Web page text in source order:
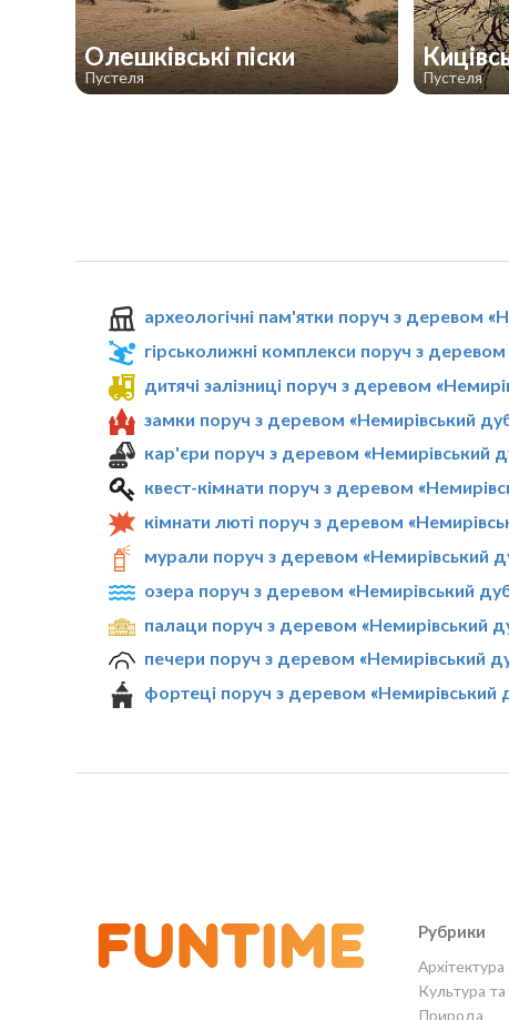
Олешківські піски
Пустеля Пустеля
археологічні пам'ятки поруч з деревом
гірськолижні комплекси поруч з
дитячі залізниці поруч з деревом
замки поруч з деревом «Немирівський
кар'єри поруч з деревом «Немирівський
квест-кімнати поруч з деревом
кімнати люті поруч з деревом
мурали поруч з деревом «Немирівський
озера поруч з деревом «Немирівський
палаци поруч з деревом «Немирівський
печери поруч з деревом «Немирівський
фортеці поруч з деревом «Немирівський
Рубрики
Архітектура
Культура
Природа